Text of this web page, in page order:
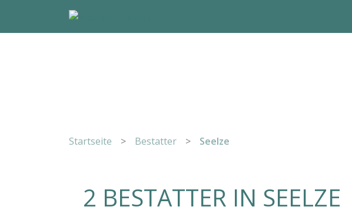
Startseite > Bestatter > Seelze
2 BESTATTER IN SEELZE